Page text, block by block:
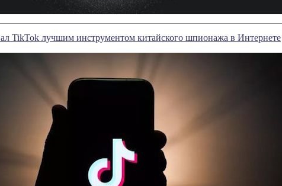
TikTok лучшим инструментом китайского шпионажа в Интернете